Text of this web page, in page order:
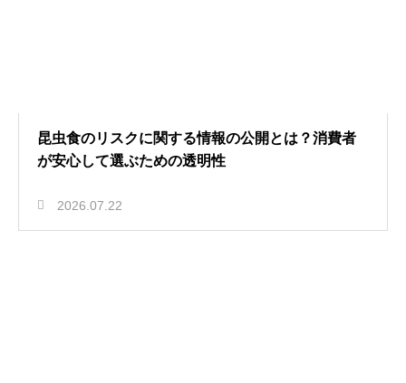
昆虫食のリスクに関する情報の公開とは？消費者
が安心して選ぶための透明性
2026.07.22